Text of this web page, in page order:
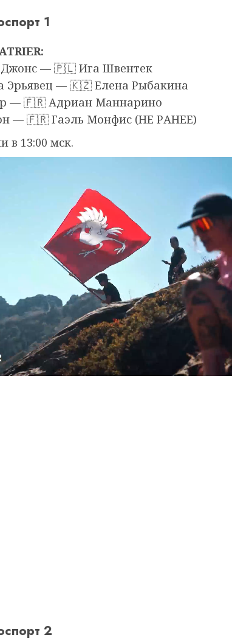
1
Джонс — 🇵🇱 Ига Швентек
Эрьявец — 🇰🇿 Елена Рыбакина
— 🇫🇷 Адриан Маннарино
— 🇫🇷 Гаэль Монфис (НЕ РАНЕЕ)
в 13:00 мск.
2